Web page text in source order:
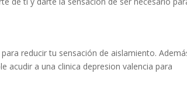
reducir tu sensación de aislamiento.
acudir a una clinica depresion valencia para